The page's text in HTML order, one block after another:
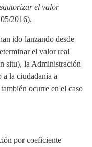
el valor
2016).
ido lanzando desde
el valor real
situ), la Administración
a la ciudadanía a
ocurre en el caso
por coeficiente